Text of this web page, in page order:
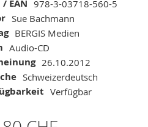
/ EAN 978-3-03718-560-5
Sue Bachmann
BERGIS Medien
Audio-CD
26.10.2012
Schweizerdeutsch
Verfügbar